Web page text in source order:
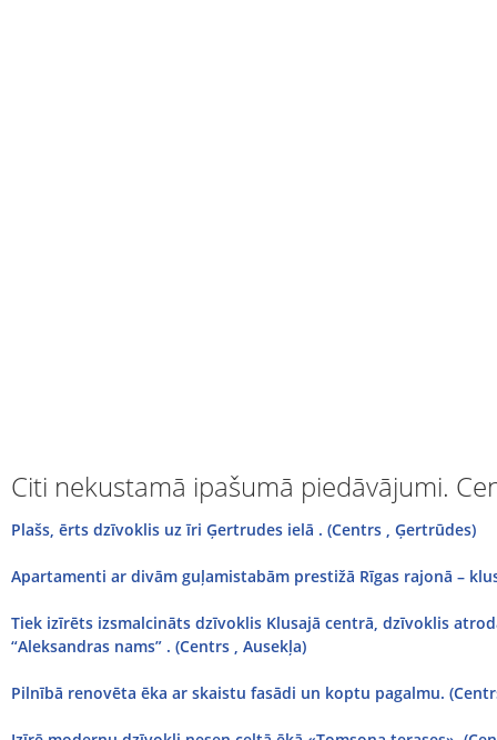
Citi nekustamā ipašumā piedāvājumi.
Plašs, ērts dzīvoklis uz īri Ģertrudes ielā . (Centrs , Ģertrūdes)
Apartamenti ar divām guļamistabām prestižā Rīgas rajonā –
Tiek izīrēts izsmalcināts dzīvoklis Klusajā centrā, dzīvoklis
“Aleksandras nams” . (Centrs , Ausekļa)
Pilnībā renovēta ēka ar skaistu fasādi un koptu pagalmu.